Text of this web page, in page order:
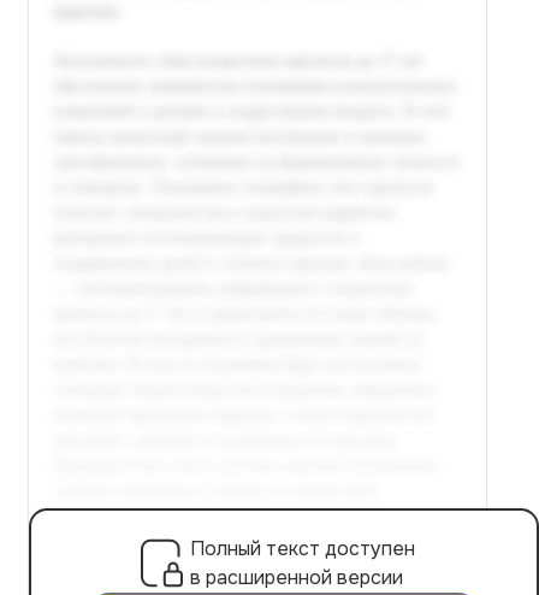
Полный текст доступен
в расширенной версии